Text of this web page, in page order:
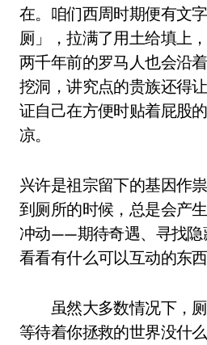
在。咱们西周时期便有文
厕」，拉满了用土给填上
两千年前的罗马人也会沿
挖洞，讲究点的贵族还得
证自己在方便时贴着屁股
凉。
兴许是祖宗留下的基因作
到厕所的时候，总是会产
冲动——期待奇遇、寻找隐
看看有什么可以互动的东西
虽然大多数情况下，厕
等待着你拯救的世界没什